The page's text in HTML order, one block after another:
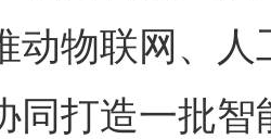
动物联网、
同打造一批